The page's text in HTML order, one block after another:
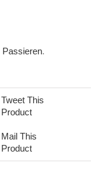
Passieren.
Tweet This
Product
Mail This
Product